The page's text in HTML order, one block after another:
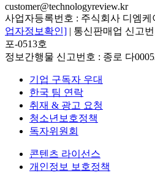
customer@technologyreview.kr
사업자등록번호 : 주식회사 디엠케
업자정보확인] | 통신판매업 신고
포-0513호
정보간행물 신고번호 : 종로 다
기업 구독자 우대
한국 팀 연락
취재 & 광고 요청
청소년보호정책
독자위원회
콘텐츠 라이선스
개인정보 보호정책